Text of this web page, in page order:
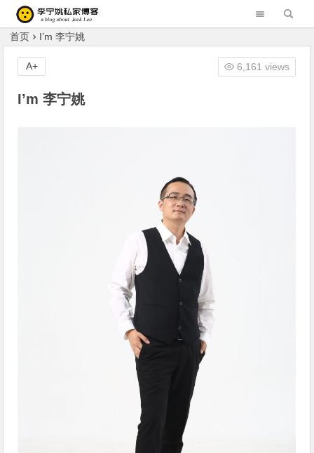
李宁姚的私家博客 Blog of Liningyao(Jack Lee)
首页 I’m 李宁姚
I’m 李宁姚
6,161 views
A+